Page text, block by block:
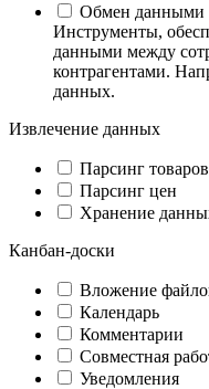
Обмен данными
Инструменты,
данными между
контрагентами.
данных.
Извлечение данных
Парсинг товаров
Парсинг цен
Хранение
Канбан-доски
Вложение
Календарь
Комментарии
Совместная
Уведомления